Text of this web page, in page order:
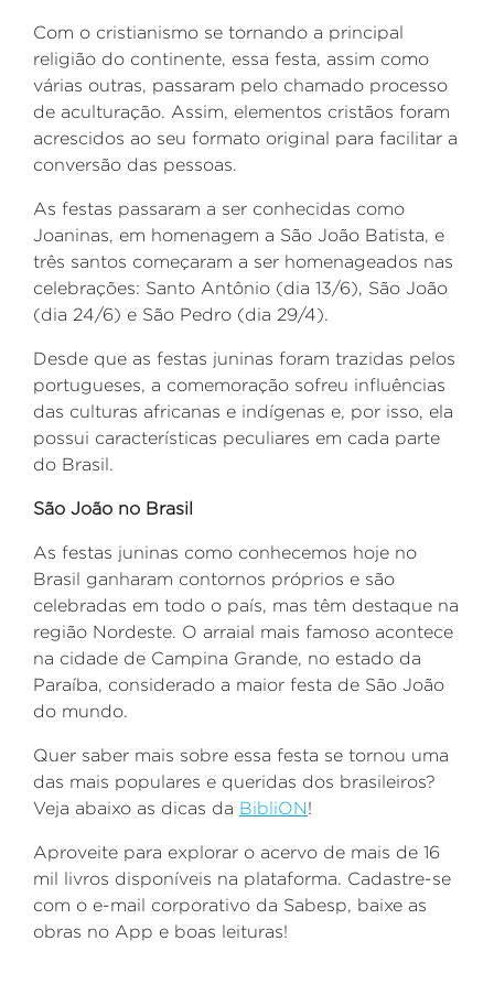
Com o cristianismo se tornando a principal
religião do continente, essa festa, assim como
várias outras, passaram pelo chamado processo
de aculturação. Assim, elementos cristãos foram
acrescidos ao seu formato original para facilitar a
conversão das pessoas.
As festas passaram a ser conhecidas como
Joaninas, em homenagem a São João Batista, e
três santos começaram a ser homenageados nas
celebrações: Santo Antônio (dia 13/6), São João
(dia 24/6) e São Pedro (dia 29/4).
Desde que as festas juninas foram trazidas pelos
portugueses, a comemoração sofreu influências
das culturas africanas e indígenas e, por isso, ela
possui características peculiares em cada parte
do Brasil.
São João no Brasil
As festas juninas como conhecemos hoje no
Brasil ganharam contornos próprios e são
celebradas em todo o país, mas têm destaque na
região Nordeste. O arraial mais famoso acontece
na cidade de Campina Grande, no estado da
Paraíba, considerado a maior festa de São João
do mundo.
Quer saber mais sobre essa festa se tornou uma
das mais populares e queridas dos brasileiros?
Veja abaixo as dicas da BibliON!
Aproveite para explorar o acervo de mais de 16
mil livros disponíveis na plataforma. Cadastre-se
com o e-mail corporativo da Sabesp, baixe as
obras no App e boas leituras!